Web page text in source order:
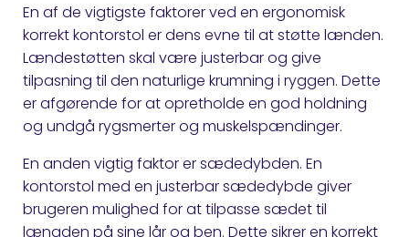
En af de vigtigste faktorer ved en ergonomisk
korrekt kontorstol er dens evne til at støtte lænden.
Lændestøtten skal være justerbar og give
tilpasning til den naturlige krumning i ryggen. Dette
er afgørende for at opretholde en god holdning
og undgå rygsmerter og muskelspændinger.
En anden vigtig faktor er sædedybden. En
kontorstol med en justerbar sædedybde giver
brugeren mulighed for at tilpasse sædet til
længden på sine lår og ben. Dette sikrer en korrekt